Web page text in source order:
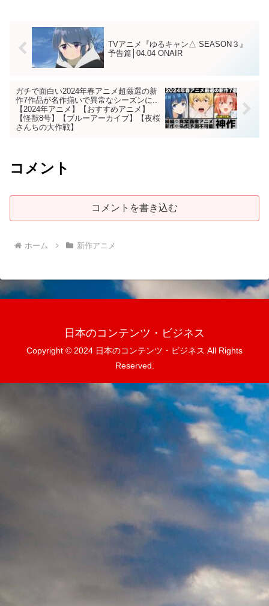
TVアニメ『ゆるキャン△ SEASON３』
予告篇│04.04 ONAIR
ガチで面白い2024年春アニメ超厳選の新
作7作品が名作揃いで異常なシーズンに..
【2024年アニメ】【おすすめアニメ】
【怪獣8号】【ブルーアーカイブ】【夜桜
さんちの大作戦】
コメント
コメントを書き込む
ホーム 新作アニメ
日本のコンテンツ・ビジネス
Copyright © 2024 日本のコンテンツ・ビジネス All Rights
Reserved.